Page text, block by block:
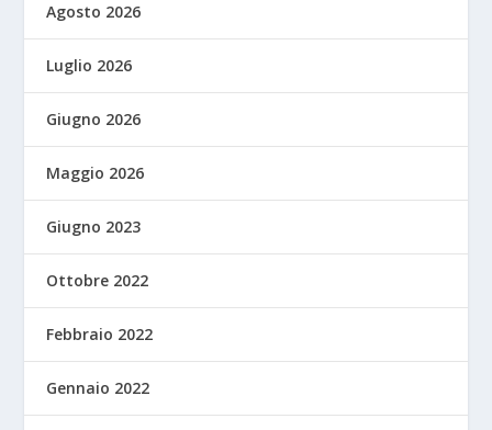
Agosto 2026
Luglio 2026
Giugno 2026
Maggio 2026
Giugno 2023
Ottobre 2022
Febbraio 2022
Gennaio 2022